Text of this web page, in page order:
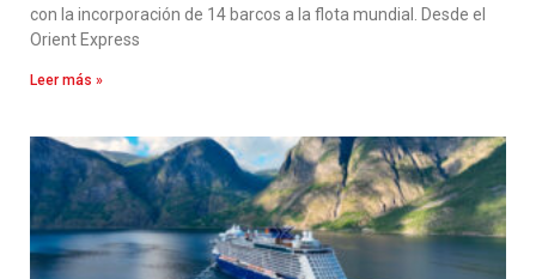
con la incorporación de 14 barcos a la flota mundial. Desde el
Orient Express
Leer más »